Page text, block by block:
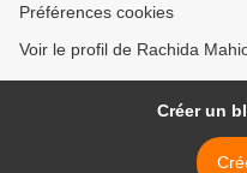
Préférences cookies
Voir le profil de Rachida
Créer un